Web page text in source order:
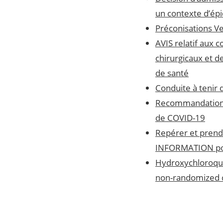
un contexte
Préconisations
AVIS relatif aux
chirurgicaux et
de santé
Conduite à tenir
de COVID-19
Repérer et
INFORMATION
non-randomized